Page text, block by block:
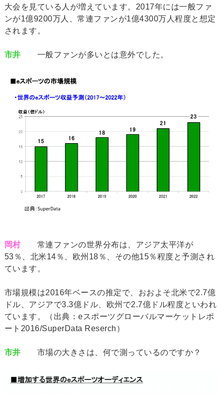
大会を見ている人が増えています。2017年には一般ファ
ンが1億9200万人、常連ファンが1億4300万人程度と想定
されます。
市井 一般ファンが多いとは意外でした。
岡村常連ファンの世界分布は、アジア太平洋が
53％、北米14％、欧州18％、その他15％程度と予測され
ています。
市場規模は2016年ベースの推定で、おおよそ北米で2.7億
ドル、アジアで3.3億ドル、欧州で2.7億ドル程度といわれ
ています。（出典：eスポーツグローバルマーケットレポ
ート2016/SuperData Reserch）
市井 市場の大きさは、何で測っているのですか？